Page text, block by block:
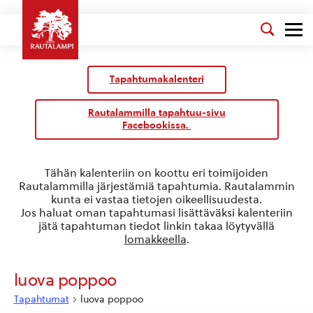
Tapahtumakalenteri
Rautalammilla tapahtuu-sivu
Facebookissa.
luova poppoo
Tapahtumat luova poppoo
Kalenteri
Tapahtumat
Tähän kalenteriin on koottu eri toimijoiden
Rautalammilla järjestämiä tapahtumia. Rautalammin
kunta ei vastaa tietojen oikeellisuudesta.
Jos haluat oman tapahtumasi lisättäväksi kalenteriin
jätä tapahtuman tiedot linkin takaa löytyvällä
lomakkeella.